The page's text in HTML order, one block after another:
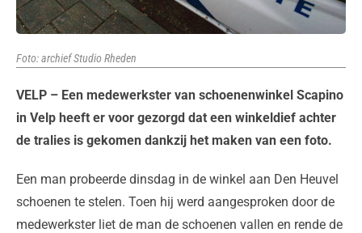
Foto: archief Studio Rheden
VELP – Een medewerkster van schoenenwinkel Scapino
in Velp heeft er voor gezorgd dat een winkeldief achter
de tralies is gekomen dankzij het maken van een foto.
Een man probeerde dinsdag in de winkel aan Den Heuvel
schoenen te stelen. Toen hij werd aangesproken door de
medewerkster liet de man de schoenen vallen en rende de